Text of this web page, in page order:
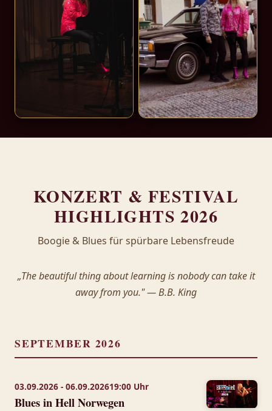
KONZERT & FESTIVAL
HIGHLIGHTS 2026
Boogie & Blues für spürbare Lebensfreude
„The beautiful thing about learning is nobody can take it
away from you." — B.B. King
SEPTEMBER 2026
03.09.2026 - 06.09.202619:00 Uhr
Blues in Hell Norwegen